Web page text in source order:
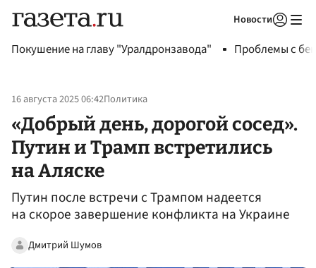
Новости
Покушение на главу "Уралдронзавода" Проблемы с
16 августа 2025 06:42Политика
«Добрый день, дорогой сосед».
Путин и Трамп встретились
на Аляске
Путин после встречи с Трампом надеется
на скорое завершение конфликта на Украине
Дмитрий Шумов